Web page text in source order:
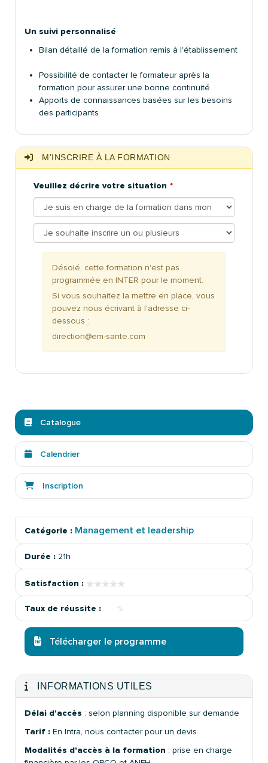
Un suivi personnalisé
Bilan détaillé de la formation remis à l'établissement
Possibilité de contacter le formateur après la
formation pour assurer une bonne continuité
Apports de connaissances basées sur les besoins
des participants
M'INSCRIRE À LA FORMATION
Veuillez décrire votre situation
Désolé, cette formation n'est pas
programmée en INTER pour le moment.
Si vous souhaitez la mettre en place, vous
pouvez nous écrivant à l'adresse ci-
dessous :
direction@em-sante.com
Catalogue
Calendrier
Inscription
Catégorie : Management et leadership
Durée : 21h
Satisfaction : ★★★★★
★★★★★
Taux de réussite : - %
Télécharger le programme
INFORMATIONS UTILES
Délai d'accès : selon planning disponible sur demande
Tarif : En Intra, nous contacter pour un devis
Modalités d'accès à la formation : prise en charge